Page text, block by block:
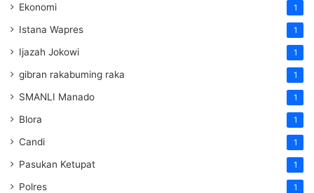
Ekonomi 1
Istana Wapres 1
Ijazah Jokowi 1
gibran rakabuming raka 1
SMANLI Manado 1
Blora 1
Candi 1
Pasukan Ketupat 1
Polres 1